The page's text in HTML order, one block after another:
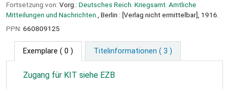
Fortsetzung von: Vorg.: Deutsches Reich. Kriegsamt. Amtliche
Mitteilungen und Nachrichten.
, Berlin : [Verlag nicht ermittelbar], 1916.
PPN: 660809125
Exemplare ( 0 ) Titelinformationen ( 3 )
Zugang für KIT siehe EZB